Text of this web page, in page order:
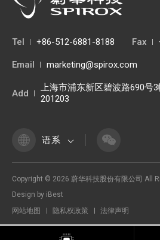
Tel +86-512-6881-8188 Fax
Email marketing@spirox.com
Add
上海市浦东新区碧波路690号
201203
语系
Copyright © 2026 蔚华科技股份有限公司 All
Design by iBest
网站地图
隐私权政策 法律声明